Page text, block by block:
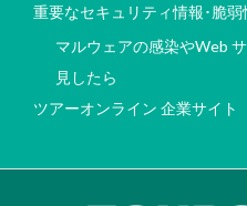
重要なセキュリティ情報･脆弱
マルウェアの感染やWeb
見したら
ツアーオンライン 企業サイト